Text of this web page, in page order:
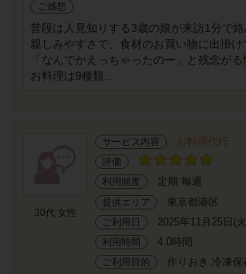
ご感想
普段は人見知りする3歳の娘が来訪1分で
親しみやすさで、食材のお買い物に出掛け
「なんでかえっちゃったのー」と残念がる
お料理は9種類...
30代 女性
サービス内容 お料理代行
評価
利用頻度
定期 毎週
提供エリア 東京都港区
ご利用日 2025年11月25日(
利用時間 4.0時間
ご利用目的 作りおき 冷凍保